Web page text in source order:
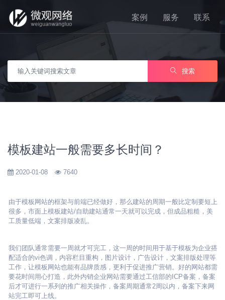
案例 服务 联系
搜索
模板建站一般需要多长时间？
2020-01-08 7640
由于模板网站的框架与前端已经做好，那么建站的周期一般比定制要短上
很多，市面上模板建站/自助建站通常一天就可以完成，但成品粗糙，美
工质量低端，文案排版凌乱。
我们团队通常需要一周就才可完工，这一周的时间用于基于模板为企业搭
配适合的vi色调，内容栏目重构，图片设计，广告设计，文案排版处理等
工作，让模板网站也能有品牌质感，更利于促进推广营销。好的网站都需
要花时间用心打造，此外内销企业网站需要通过工信部的ICP备案，备案
后才可进行一系列的推广相关操作，备案周期通常2周以内，备案下来网
站完工即可上线。